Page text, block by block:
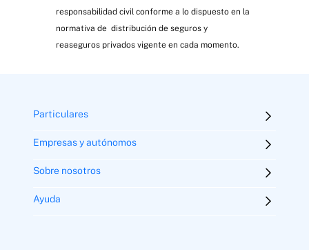
responsabilidad civil conforme a lo dispuesto en la
normativa de distribución de seguros y
reaseguros privados vigente en cada momento.
Particulares
Empresas y autónomos
Sobre nosotros
Ayuda